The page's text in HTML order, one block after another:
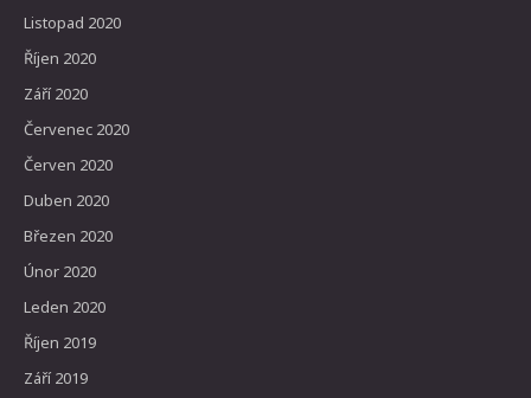
Listopad 2020
Říjen 2020
Září 2020
Červenec 2020
Červen 2020
Duben 2020
Březen 2020
Únor 2020
Leden 2020
Říjen 2019
Září 2019